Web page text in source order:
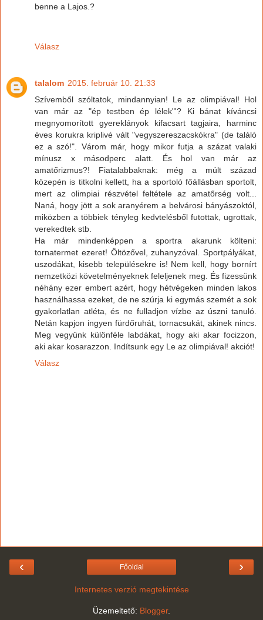
benne a Lajos.?
Válasz
talalom 2015. február 10. 21:33
Szívemből szóltatok, mindannyian! Le az olimpiával! Hol
van már az "ép testben ép lélek"'? Ki bánat kíváncsi
megnyomorított gyereklányok kifacsart tagjaira, harminc
éves korukra kriplivé vált "vegyszereszacskókra" (de találó
ez a szó!". Várom már, hogy mikor futja a százat valaki
mínusz x másodperc alatt. És hol van már az
amatőrizmus?! Fiatalabbaknak: még a múlt század
közepén is titkolni kellett, ha a sportoló főállásban sportolt,
mert az olimpiai részvétel feltétele az amatőrség volt...
Naná, hogy jött a sok aranyérem a belvárosi bányászoktól,
miközben a többiek tényleg kedvtelésből futottak, ugrottak,
verekedtek stb.
Ha már mindenképpen a sportra akarunk költeni:
tornatermet ezeret! Öltözővel, zuhanyzóval. Sportpályákat,
uszodákat, kisebb településekre is! Nem kell, hogy bornírt
nemzetközi követelményeknek feleljenek meg. És fizessünk
néhány ezer embert azért, hogy hétvégeken minden lakos
használhassa ezeket, de ne szúrja ki egymás szemét a sok
gyakorlatlan atléta, és ne fulladjon vízbe az úszni tanuló.
Netán kapjon ingyen fürdőruhát, tornacsukát, akinek nincs.
Meg vegyünk különféle labdákat, hogy aki akar focizzon,
aki akar kosarazzon. Indítsunk egy Le az olimpiával! akciót!
Válasz
‹ ›
Főoldal
Internetes verzió megtekintése
Üzemeltető: Blogger.